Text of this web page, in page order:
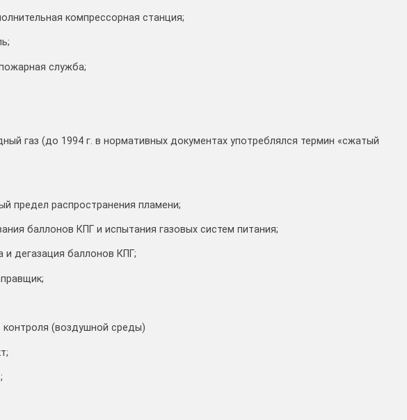
компрессорная станция;
служба;
газ (до 1994 г. в нормативных документах употреблялся термин «сжатый
предел распространения пламени;
баллонов КПГ и испытания газовых систем питания;
и дегазация баллонов КПГ;
(воздушной среды)